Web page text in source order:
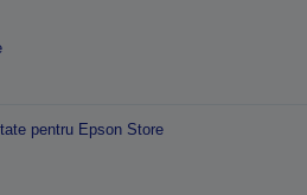
pentru Epson Store